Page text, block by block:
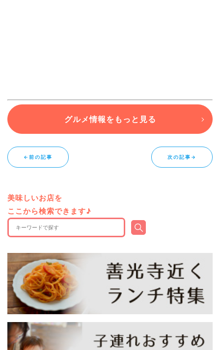
グルメ情報をもっと見る
←前の記事 次の記事→
美味しいお店を
ここから検索できます♪